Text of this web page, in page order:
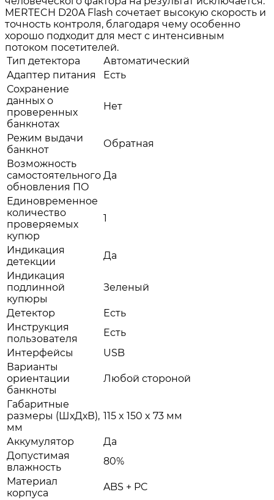
MERTECH D20A Flash сочетает высокую скорость и
точность контроля, благодаря чему особенно
хорошо подходит для мест с интенсивным
потоком посетителей.
Тип детектора
Автоматический
Адаптер питания
Есть
Сохранение
данных о
проверенных
банкнотах
Нет
Режим выдачи
банкнот
Обратная
Возможность
самостоятельного
обновления ПО
Да
Единовременное
количество
проверяемых
купюр
1
Индикация
детекции
Да
Индикация
подлинной
купюры
Зеленый
Детектор
Есть
Инструкция
пользователя
Есть
Интерфейсы
USB
Варианты
ориентации
банкноты
Любой стороной
Габаритные
размеры (ШхДхВ),
мм
115 x 150 x 73 мм
Аккумулятор
Да
Допустимая
влажность
80%
Материал
корпуса
ABS + PC